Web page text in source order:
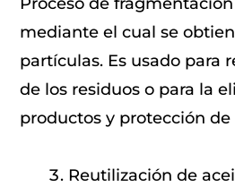
mediante el cual se
partículas. Es usado para
de los residuos o para la
productos y protección de
Reutilización de